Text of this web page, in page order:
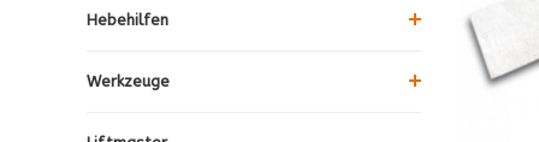
Hebehilfen
Werkzeuge